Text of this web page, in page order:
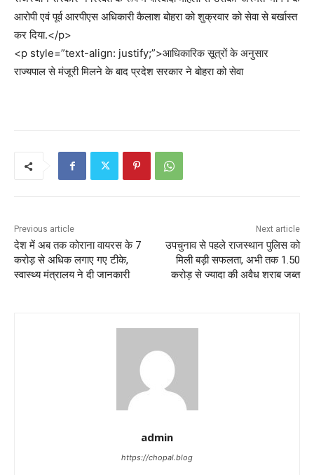
आरोपी एवं पूर्व आरपीएस अधिकारी कैलाश बोहरा को शुक्रवार को सेवा से बर्खास्त
कर दिया.</p>
<p style=”text-align: justify;”>आधिकारिक सूत्रों के अनुसार
राज्यपाल से मंजूरी मिलने के बाद प्रदेश सरकार ने बोहरा को सेवा
Previous article
देश में अब तक कोराना वायरस के 7
करोड़ से अधिक लगाए गए टीके,
स्वास्थ्य मंत्रालय ने दी जानकारी
Next article
उपचुनाव से पहले राजस्थान पुलिस को
मिली बड़ी सफलता, अभी तक 1.50
करोड़ से ज्यादा की अवैध शराब जब्त
admin
https://chopal.blog